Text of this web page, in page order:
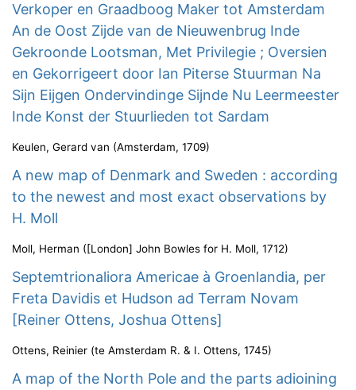
Verkoper en Graadboog Maker tot Amsterdam
An de Oost Zijde van de Nieuwenbrug Inde
Gekroonde Lootsman, Met Privilegie ; Oversien
en Gekorrigeert door Ian Piterse Stuurman Na
Sijn Eijgen Ondervindinge Sijnde Nu Leermeester
Inde Konst der Stuurlieden tot Sardam
Keulen, Gerard van (Amsterdam, 1709)
A new map of Denmark and Sweden : according
to the newest and most exact observations by
H. Moll
Moll, Herman ([London] John Bowles for H. Moll, 1712)
Septemtrionaliora Americae à Groenlandia, per
Freta Davidis et Hudson ad Terram Novam
[Reiner Ottens, Joshua Ottens]
Ottens, Reinier (te Amsterdam R. & I. Ottens, 1745)
A map of the North Pole and the parts adioining